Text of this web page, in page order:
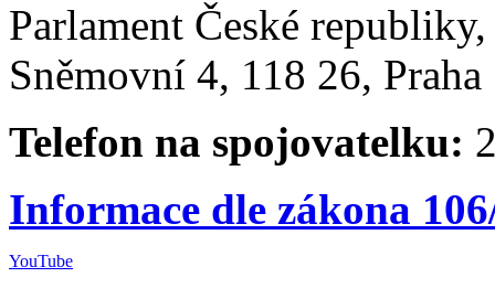
Parlament České
Sněmovní 4, 118 26,
Telefon na spojovatelku:
Informace dle zákona
YouTube